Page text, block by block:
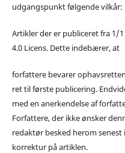
udgangspunkt følgende vilkår:
Artikler der er publiceret fra 1/
4.0 Licens. Dette indebærer, at
forfattere bevarer
ret til første publicering.
med en anerkendelse af
Forfattere, der ikke ønsker
redaktør besked herom
korrektur på artiklen.